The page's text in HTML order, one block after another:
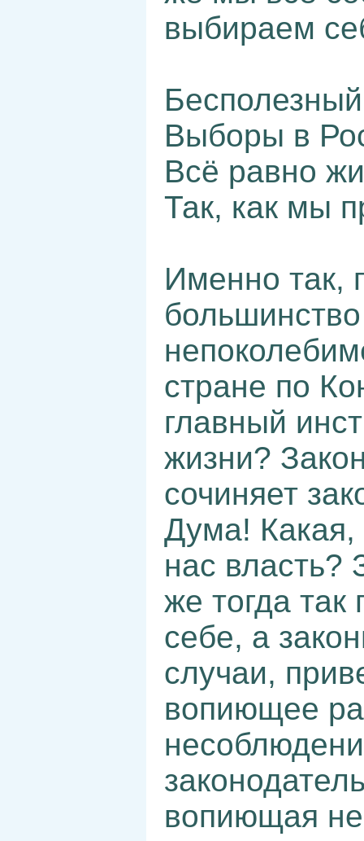
выбираем
Выборы в
Всё равно
Так, как мы
Именно так,
стране по
главный
жизни?
сочиняет
Дума! Какая,
нас власть?
же тогда
себе, а
случаи,
вопиющее
вопиющая